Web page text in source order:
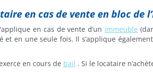
en cas de vente en bloc de
en cas de vente d’un immeuble
et en une seule fois. Il s’applique
en cours de bail . Si le locataire